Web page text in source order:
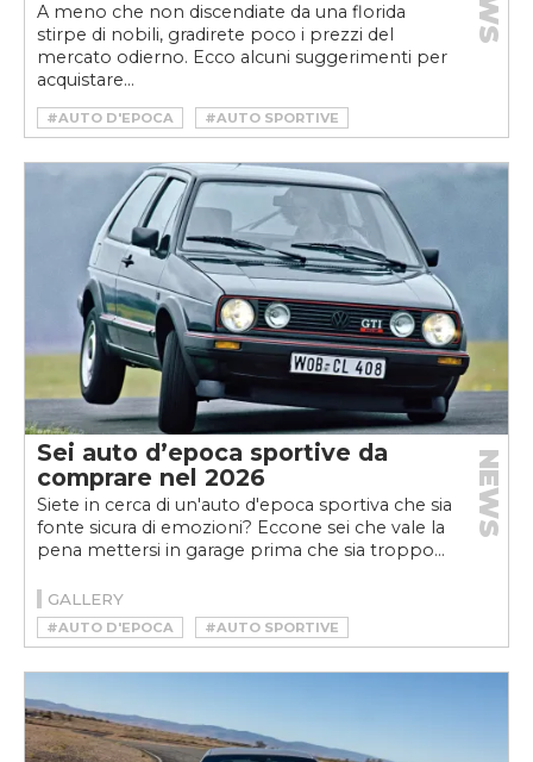
A meno che non discendiate da una florida
stirpe di nobili, gradirete poco i prezzi del
mercato odierno. Ecco alcuni suggerimenti per
acquistare...
#AUTO D'EPOCA
#AUTO SPORTIVE
#MERCATO AUTO D'EPOCA
Sei auto d’epoca sportive da
comprare nel 2026
Siete in cerca di un'auto d'epoca sportiva che sia
fonte sicura di emozioni? Eccone sei che vale la
pena mettersi in garage prima che sia troppo...
NEWS
GALLERY
#AUTO D'EPOCA #AUTO SPORTIVE